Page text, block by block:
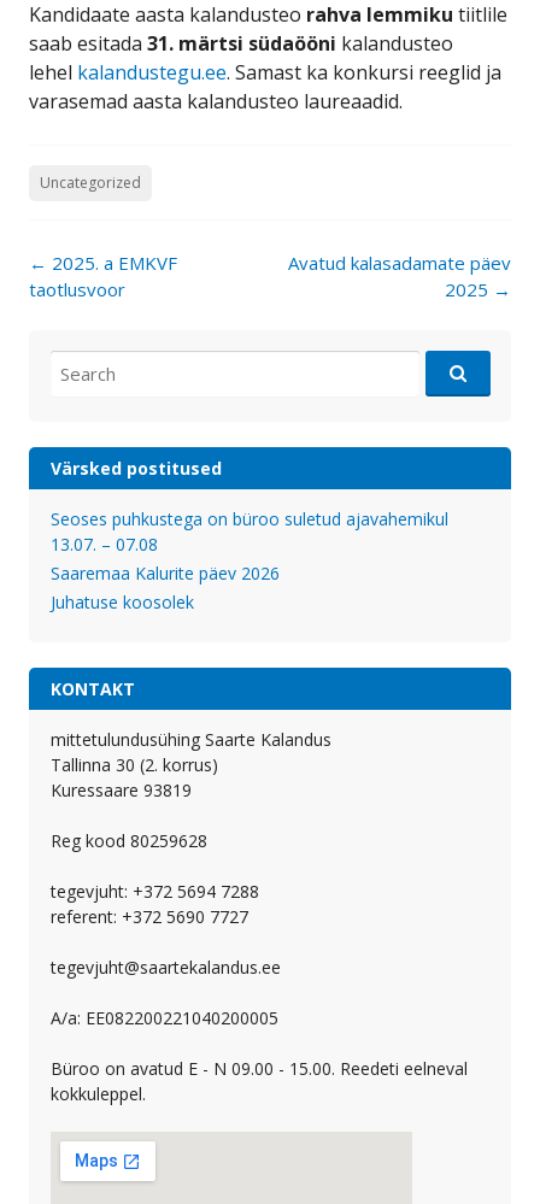
Kandidaate aasta kalandusteo rahva lemmiku tiitlile
saab esitada 31. märtsi südaööni kalandusteo
lehel kalandustegu.ee. Samast ka konkursi reeglid ja
varasemad aasta kalandusteo laureaadid.
Uncategorized
Post
navigation
← 2025. a EMKVF
taotlusvoor
Avatud kalasadamate päev
2025 →
for:
Värsked postitused
Seoses puhkustega on büroo suletud ajavahemikul
13.07. – 07.08
Saaremaa Kalurite päev 2026
Juhatuse koosolek
KONTAKT
mittetulundusühing Saarte Kalandus
Tallinna 30 (2. korrus)
Kuressaare 93819
Reg kood 80259628
tegevjuht: +372 5694 7288
referent: +372 5690 7727
tegevjuht@saartekalandus.ee
A/a: EE082200221040200005
Büroo on avatud E - N 09.00 - 15.00. Reedeti eelneval
kokkuleppel.